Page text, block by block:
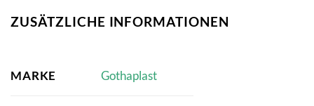
ZUSÄTZLICHE INFORMATIONEN
MARKE Gothaplast